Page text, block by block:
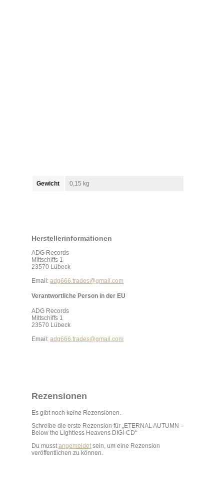
Gewicht 0,15 kg
Herstellerinformationen
ADG Records
Mittschiffs 1
23570 Lübeck
Email: adg666.trades@gmail.com
Verantwortliche Person in der EU
ADG Records
Mittschiffs 1
23570 Lübeck
Email: adg666.trades@gmail.com
Rezensionen
Es gibt noch keine Rezensionen.
Schreibe die erste Rezension für „ETERNAL AUTUMN –
Below the Lightless Heavens DIGI-CD“
Du musstangemeldetsein, um eine Rezension
veröffentlichen zu können.